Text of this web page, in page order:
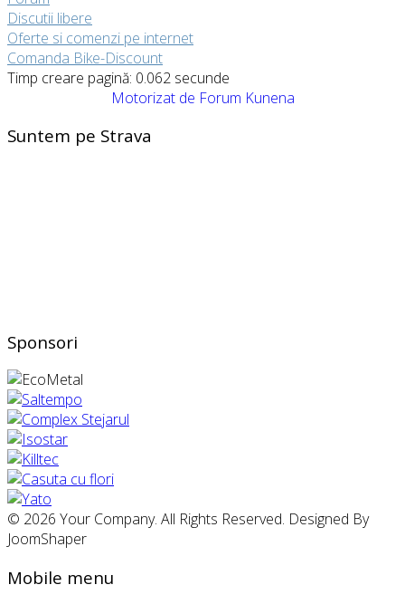
Discutii libere
Oferte si comenzi pe internet
Comanda Bike-Discount
Timp creare pagină: 0.062 secunde
Motorizat de Forum Kunena
Suntem pe Strava
Sponsori
© 2026 Your Company. All Rights Reserved. Designed By
JoomShaper
Mobile menu